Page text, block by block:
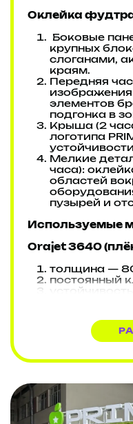
Оклейка
Боковые
крупных
слоганами,
краям.
Передняя
элементов
подгонка в
Крыша (2
логотипа
Мелкие
часа):
областей
пузырей и
Используемые
Orajet 3640
толщина —
постоянный
мойку
(латекс,
Особенности